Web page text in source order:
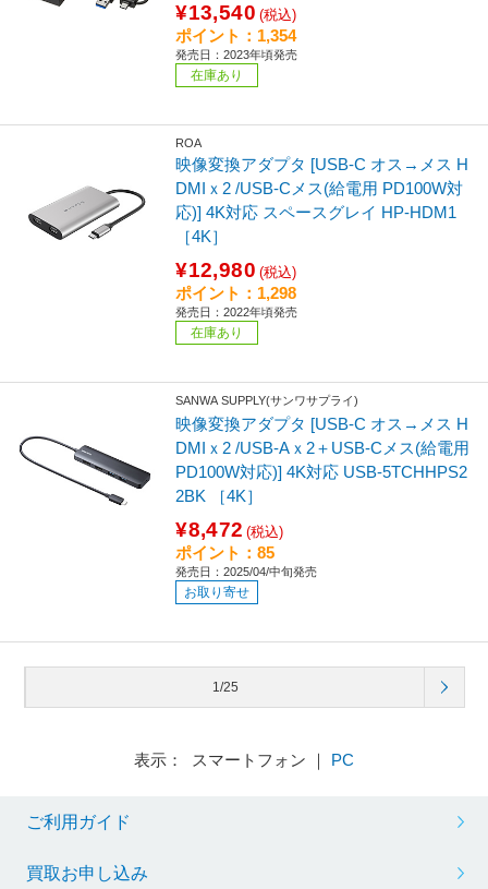
¥13,540 (税込)
ポイント：1,354
発売日：2023年頃発売
在庫あり
ROA
映像変換アダプタ [USB-C オス→メス H
DMIｘ2 /USB-Cメス(給電用 PD100W対
応)] 4K対応 スペースグレイ HP-HDM1
［4K］
¥12,980 (税込)
ポイント：1,298
発売日：2022年頃発売
在庫あり
SANWA SUPPLY(サンワサプライ)
映像変換アダプタ [USB-C オス→メス H
DMIｘ2 /USB-Aｘ2＋USB-Cメス(給電用
PD100W対応)] 4K対応 USB-5TCHHPS2
2BK ［4K］
¥8,472 (税込)
ポイント：85
発売日：2025/04/中旬発売
お取り寄せ
1/25
表示： スマートフォン ｜ PC
ご利用ガイド
買取お申し込み